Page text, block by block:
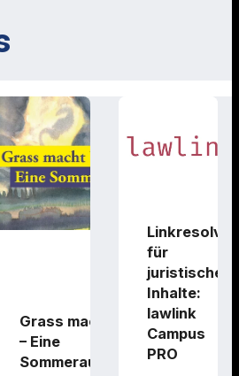
Grass macht Urlaub
– Eine
Sommerausstellung
Linkresolver
für
juristische
Inhalte:
lawlink
Campus
PRO